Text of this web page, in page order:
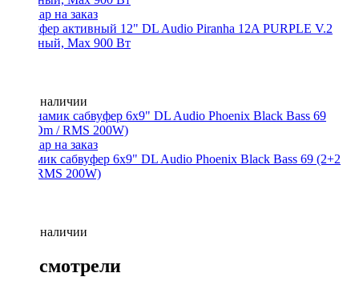
Сабвуфер активный 12" DL Audio Piranha 12A PURPLE V.2
активный, Max 900 Вт
Нет в наличии
Динамик сабвуфер 6x9" DL Audio Phoenix Black Bass 69 (2+2
Om / RMS 200W)
Нет в наличии
Вы смотрели